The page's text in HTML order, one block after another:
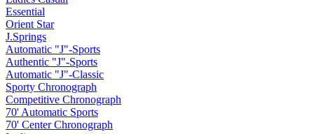
Essential
Orient Star
J.Springs
Automatic "J"-Sports
Authentic "J"-Sports
Automatic "J"-Classic
Sporty Chronograph
Competitive Chronograph
70' Automatic Sports
70' Center Chronograph